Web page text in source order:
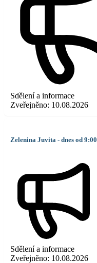
Sdělení a informace
Zveřejněno: 10.08.2026
Zelenina Juvita - dnes od 9:00
Sdělení a informace
Zveřejněno: 10.08.2026